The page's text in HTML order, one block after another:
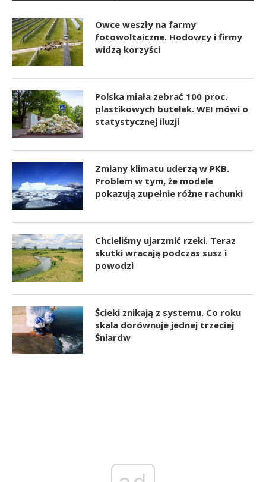
Owce weszły na farmy
fotowoltaiczne. Hodowcy i firmy
widzą korzyści
Polska miała zebrać 100 proc.
plastikowych butelek. WEI mówi o
statystycznej iluzji
Zmiany klimatu uderzą w PKB.
Problem w tym, że modele
pokazują zupełnie różne rachunki
Chcieliśmy ujarzmić rzeki. Teraz
skutki wracają podczas susz i
powodzi
Ścieki znikają z systemu. Co roku
skala dorównuje jednej trzeciej
Śniardw